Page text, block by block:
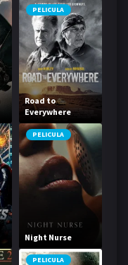
PELICULA
Road to
Everywhere
PELICULA
Night Nurse
PELICULA